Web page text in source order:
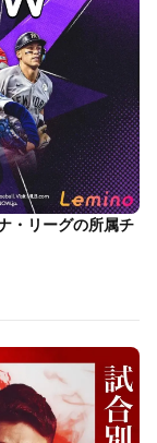
・リーグの所属チ